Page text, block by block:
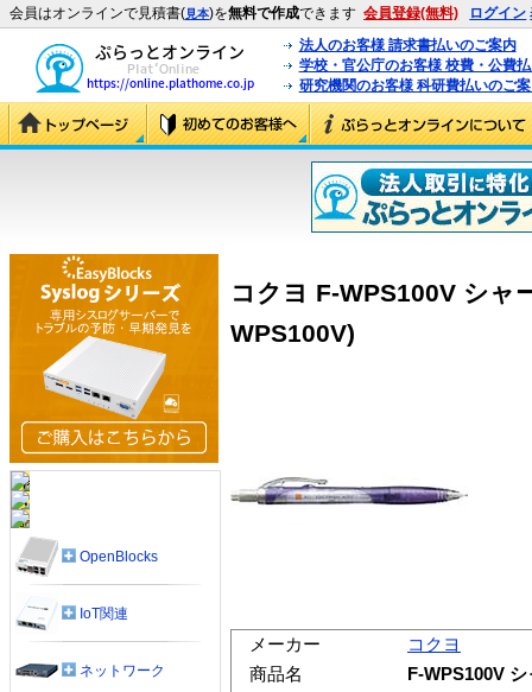
会員はオンラインで見積書(見本)を無料で作成できます 会員登録(無料) ログイン
法人のお客様 請求書払いのご案内
学校・官公庁のお客様 校費・公費
研究機関のお客様 科研費払いのご
コクヨ F-WPS100V シャ
WPS100V)
メーカー
コクヨ
商品名
F-WPS100V
OpenBlocks
IoT関連
ネットワーク